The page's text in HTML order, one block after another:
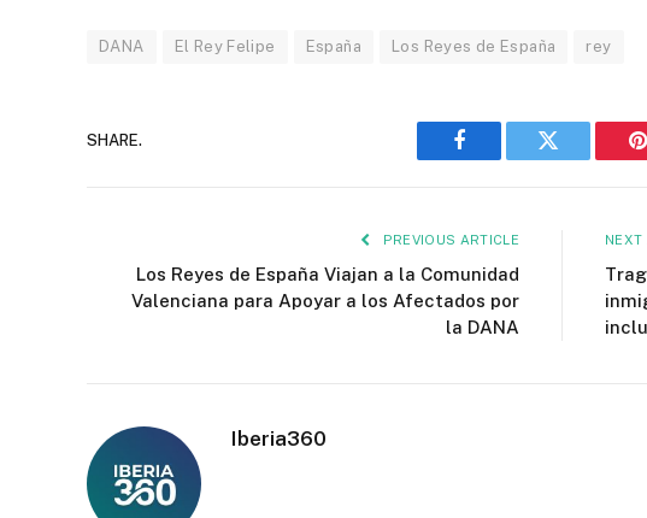
DANA El Rey Felipe España Los Reyes de España rey
SHARE.
Facebook Twitter
PREVIOUS ARTICLE
Los Reyes de España Viajan a la Comunidad
Valenciana para Apoyar a los Afectados por
la DANA
NEXT
Iberia360